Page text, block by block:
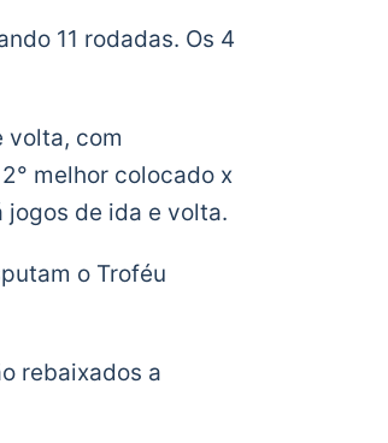
11 rodadas. Os 4
volta, com
melhor colocado x
jogos de ida e volta.
o Troféu
rebaixados a